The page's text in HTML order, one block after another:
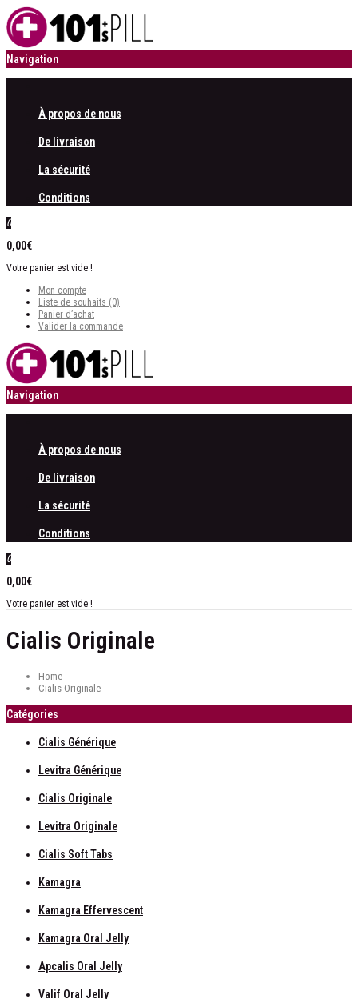
Navigation
À propos de nous
De livraison
La sécurité
Conditions
0
0,00€
Votre panier est vide !
Mon compte
Liste de souhaits (0)
Panier d’achat
Valider la commande
Navigation
À propos de nous
De livraison
La sécurité
Conditions
0
0,00€
Votre panier est vide !
Cialis Originale
Home
Cialis Originale
Catégories
Cialis Générique
Levitra Générique
Cialis Originale
Levitra Originale
Cialis Soft Tabs
Kamagra
Kamagra Effervescent
Kamagra Oral Jelly
Apcalis Oral Jelly
Valif Oral Jelly